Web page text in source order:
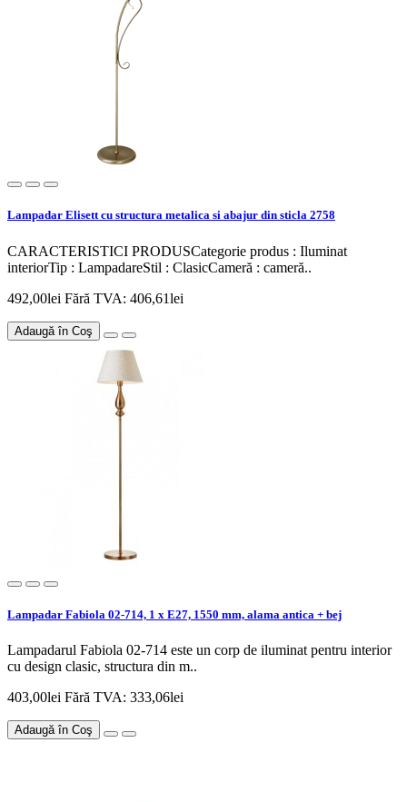
Lampadar Elisett cu structura metalica si abajur din sticla 2758
CARACTERISTICI PRODUSCategorie produs : Iluminat
interiorTip : LampadareStil : ClasicCameră : cameră..
492,00lei Fără TVA: 406,61lei
Adaugă în Coş
Lampadar Fabiola 02-714, 1 x E27, 1550 mm, alama antica + bej
Lampadarul Fabiola 02-714 este un corp de iluminat pentru interior
cu design clasic, structura din m..
403,00lei Fără TVA: 333,06lei
Adaugă în Coş